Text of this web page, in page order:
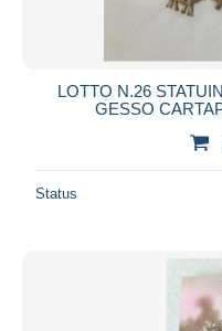
LOTTO N.26
GESSO
Status